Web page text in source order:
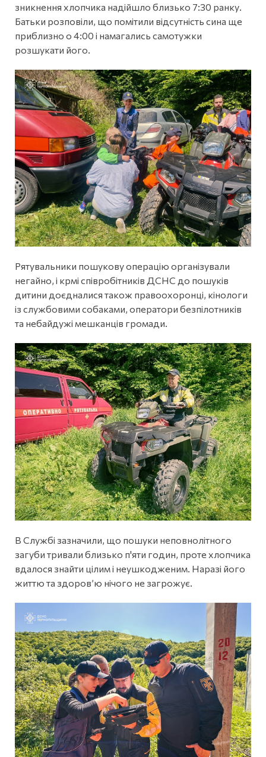
зникнення хлопчика надійшло близько 7:30 ранку.
Батьки розповіли, що помітили відсутність сина ще
приблизно о 4:00 і намагались самотужки
розшукати його.
Рятувальники пошукову операцію організували
негайно, і крмі співробітників ДСНС до пошуків
дитини доєдналися також правоохоронці, кінологи
із службовими собаками, оператори безпілотників
та небайдужі мешканців громади.
В Службі зазначили, що пошуки неповнолітного
загуби тривали близько п'яти годин, проте хлопчика
вдалося знайти цілим і неушкодженим. Наразі його
життю та здоров’ю нічого не загрожує.